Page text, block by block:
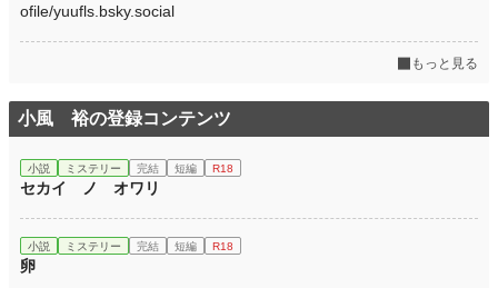
ofile/yuufls.bsky.social
もっと見る
小風 裕の登録コンテンツ
小説 ミステリー 完結 短編 R18
セカイ ノ オワリ
小説 ミステリー 完結 短編 R18
卵